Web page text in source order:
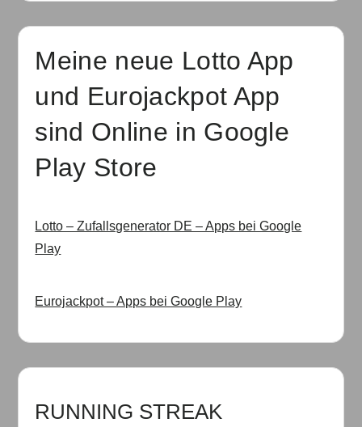
Meine neue Lotto App
und Eurojackpot App
sind Online in Google
Play Store
Lotto – Zufallsgenerator DE – Apps bei Google
Play
Eurojackpot – Apps bei Google Play
RUNNING STREAK